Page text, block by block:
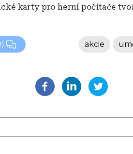
karty pro herní počítače
akcie